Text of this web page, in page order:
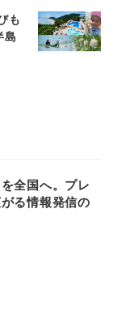
も
島
全国へ。プレ
る情報発信の